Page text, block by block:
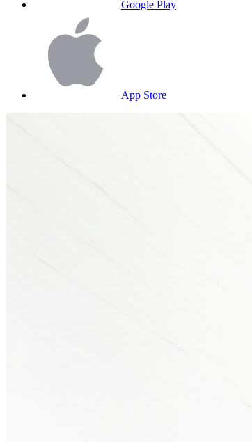
Google Play
App Store